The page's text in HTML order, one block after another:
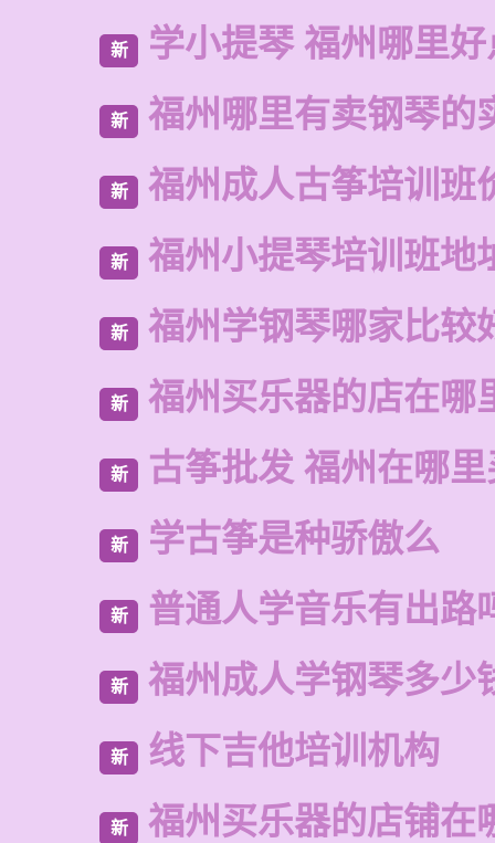
新 学小提琴 福州哪里
新 福州哪里有卖钢琴的
新 福州成人古筝培训班
新 福州小提琴培训班地
新 福州学钢琴哪家比较
新 福州买乐器的店在哪
新 古筝批发 福州在哪
新 学古筝是种骄傲么
新 普通人学音乐有出路
新 福州成人学钢琴多少
新 线下吉他培训机构
新 福州买乐器的店铺在